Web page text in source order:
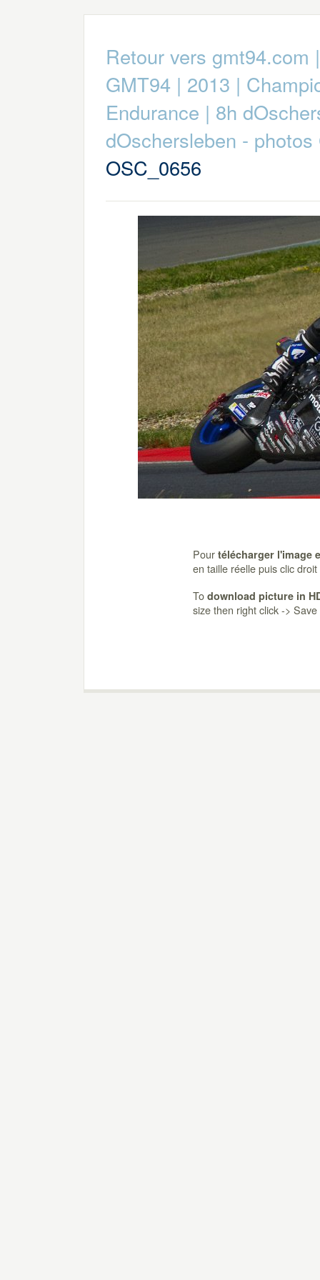
Retour vers gmt94.com
GMT94 | 2013 |
Endurance | 8h
dOschersleben -
OSC_0656
Pour télécharger l'image
en taille réelle puis clic
To download picture in
size then right click ->